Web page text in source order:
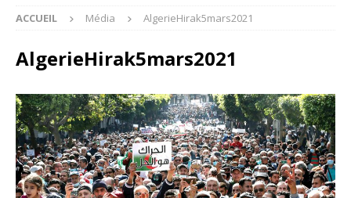
ACCUEIL Média AlgerieHirak5mars2021
AlgerieHirak5mars2021